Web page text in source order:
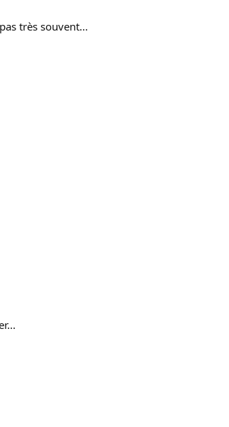
très souvent...